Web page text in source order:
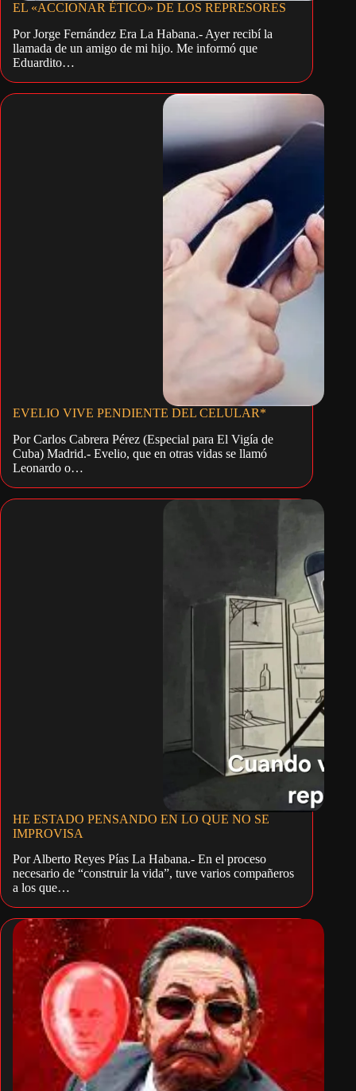
EL «ACCIONAR ÉTICO» DE LOS REPRESORES
Por Jorge Fernández Era La Habana.- Ayer recibí la
llamada de un amigo de mi hijo. Me informó que
Eduardito…
EVELIO VIVE PENDIENTE DEL CELULAR*
Por Carlos Cabrera Pérez (Especial para El Vigía de
Cuba) Madrid.- Evelio, que en otras vidas se llamó
Leonardo o…
HE ESTADO PENSANDO EN LO QUE NO SE
IMPROVISA
Por Alberto Reyes Pías La Habana.- En el proceso
necesario de “construir la vida”, tuve varios compañeros
a los que…